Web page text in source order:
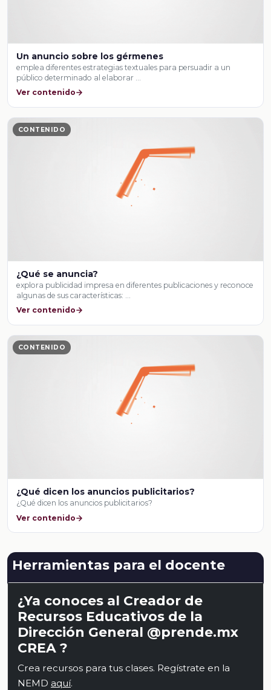
Un anuncio sobre los gérmenes
emplea diferentes estrategias textuales para persuadir a un
público determinado al elaborar …
Ver contenido
CONTENIDO
¿Qué se anuncia?
explora publicidad impresa en diferentes publicaciones y reconoce
algunas de sus características: …
Ver contenido
CONTENIDO
¿Qué dicen los anuncios publicitarios?
¿Qué dicen los anuncios publicitarios?
Ver contenido
Herramientas para el docente
¿Ya conoces al Creador de
Recursos Educativos de la
Dirección General @prende.mx
CREA ?
Crea recursos para tus clases. Regístrate en la
NEMD aquí.